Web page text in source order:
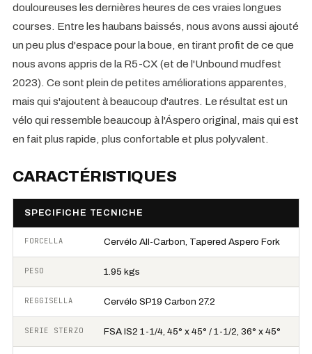
douloureuses les dernières heures de ces vraies longues
courses. Entre les haubans baissés, nous avons aussi ajouté
un peu plus d'espace pour la boue, en tirant profit de ce que
nous avons appris de la R5-CX (et de l'Unbound mudfest
2023). Ce sont plein de petites améliorations apparentes,
mais qui s'ajoutent à beaucoup d'autres. Le résultat est un
vélo qui ressemble beaucoup à l'Áspero original, mais qui est
en fait plus rapide, plus confortable et plus polyvalent.
CARACTÉRISTIQUES
SPECIFICHE TECNICHE
FORCELLA Cervélo All-Carbon, Tapered Aspero Fork
PESO 1.95 kgs
REGGISELLA Cervélo SP19 Carbon 27.2
SERIE STERZO FSA IS2 1-1/4, 45° x 45° / 1-1/2, 36° x 45°